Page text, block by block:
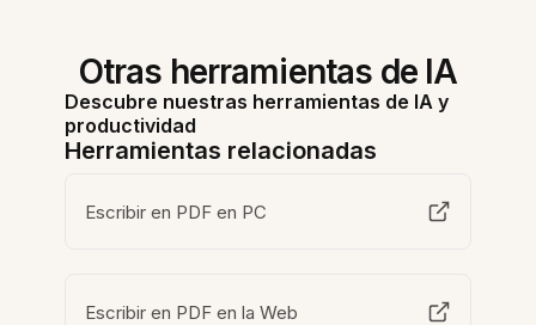
Otras herramientas de IA
Descubre nuestras herramientas de IA y
productividad
Herramientas relacionadas
Escribir en PDF en PC
Escribir en PDF en la Web